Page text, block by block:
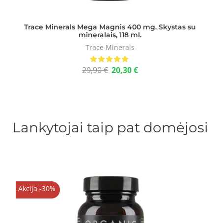
Trace Minerals Mega Magnis 400 mg. Skystas su
mineralais, 118 ml.
Trace Minerals
29,90€ 20,30€
Lankytojai taip pat domėjosi
Akcija -30%